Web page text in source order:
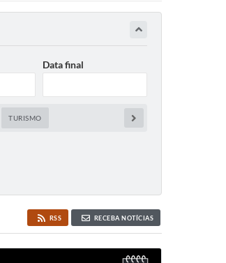
Data final
TURISMO
RSS RECEBA NOTÍCIAS